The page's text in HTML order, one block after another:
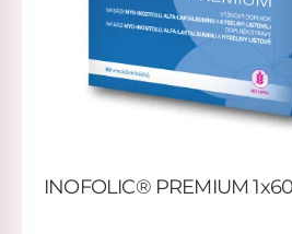
INOFOLIC® PREMIUM